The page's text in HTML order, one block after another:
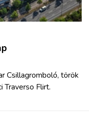
Csillagromboló, török
Traverso Flirt.